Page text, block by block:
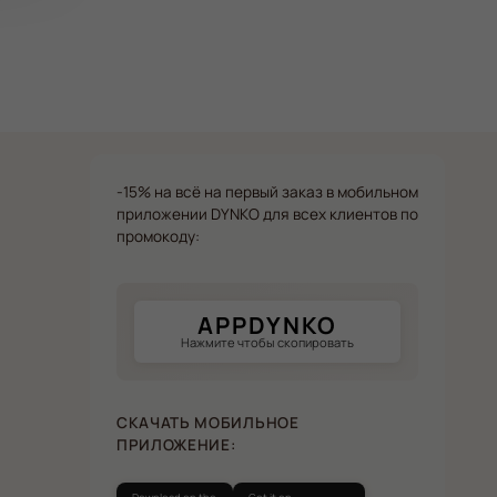
-15% на всё на первый заказ в мобильном
приложении DYNKO для всех клиентов по
промокоду:
APPDYNKO
Нажмите чтобы скопировать
СКАЧАТЬ МОБИЛЬНОЕ
ПРИЛОЖЕНИЕ: